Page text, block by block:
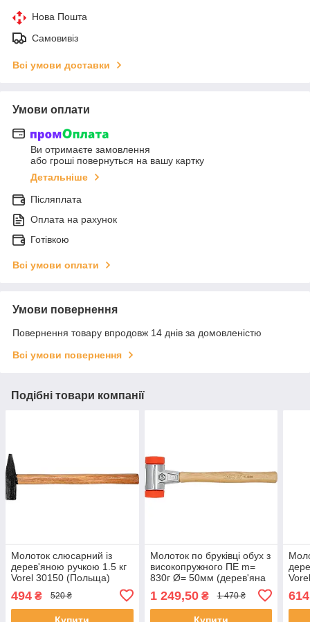
Нова Пошта
Самовивіз
Всі умови доставки
Умови оплати
Ви отримаєте замовлення
або гроші повернуться на вашу картку
Детальніше
Післяплата
Оплата на рахунок
Готівкою
Всі умови оплати
Умови повернення
Повернення товару впродовж 14 днів за домовленістю
Всі умови повернення
Подібні товари компанії
Молоток слюсарний із
дерев'яною ручкою 1.5 кг
Vorel 30150 (Польща)
494 ₴ 520 ₴
Молоток по бруківці обух з
високопружного ПЕ m=
830г Ø= 50мм (дерев'яна
ручка) загальна l=385 мм
Yato YT-45482
1 249,50₴ 1 470 ₴